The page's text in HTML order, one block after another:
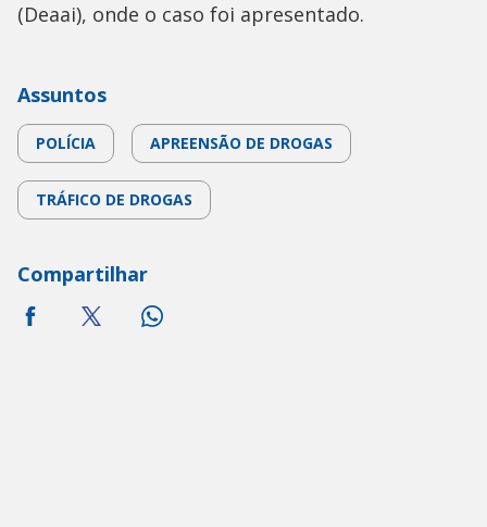
(Deaai), onde o caso foi apresentado.
Assuntos
POLÍCIA APREENSÃO DE DROGAS
TRÁFICO DE DROGAS
Compartilhar